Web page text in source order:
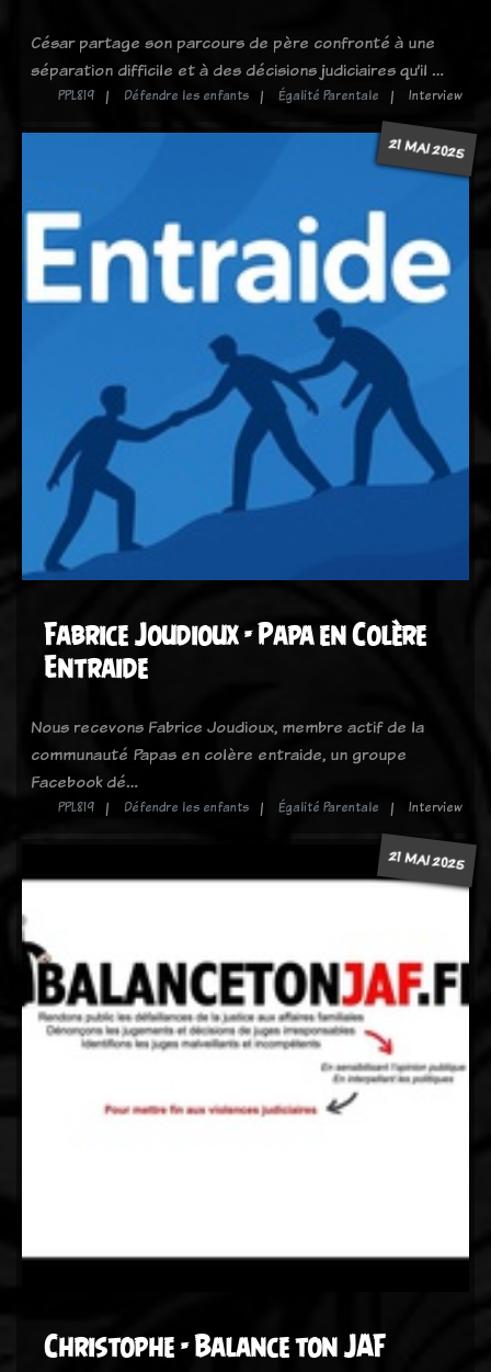
César partage son parcours de père confronté à une
séparation difficile et à des décisions judiciaires qu’il …
PPL819 Défendre les enfants Égalité Parentale Interview
21 MAI 2025
Fabrice Joudioux - Papa en Colère
Entraide
Nous recevons Fabrice Joudioux, membre actif de la
communauté Papas en colère entraide, un groupe
Facebook dé…
PPL819 Défendre les enfants Égalité Parentale Interview
21 MAI 2025
Christophe - Balance ton JAF